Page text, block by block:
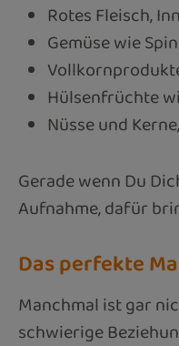
Rotes Fleisch,
Gemüse wie
Hülsenfrüchte
Nüsse und
Gerade wenn Du
Aufnahme, dafür
Das perfekte
Manchmal ist gar
schwierige